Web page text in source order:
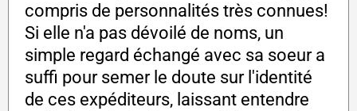
compris de personnalités très connues!
Si elle n'a pas dévoilé de noms, un
simple regard échangé avec sa soeur a
suffi pour semer le doute sur l'identité
de ces expéditeurs, laissant entendre